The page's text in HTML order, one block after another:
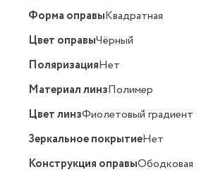
Форма оправыКвадратная
Цвет оправыЧёрный
ПоляризацияНет
Материал линзПолимер
Цвет линзФиолетовый градиент
Зеркальное покрытиеНет
Конструкция оправыОбодковая